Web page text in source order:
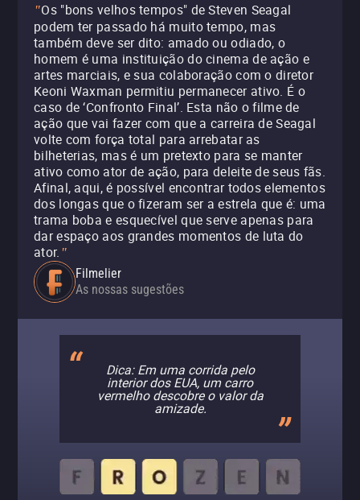
"Os "bons velhos tempos" de Steven Seagal
podem ter passado há muito tempo, mas
também deve ser dito: amado ou odiado, o
homem é uma instituição do cinema de ação e
artes marciais, e sua colaboração com o diretor
Keoni Waxman permitiu permanecer ativo. É o
caso de ‘Confronto Final’. Esta não o filme de
ação que vai fazer com que a carreira de Seagal
volte com força total para arrebatar as
bilheterias, mas é um pretexto para se manter
ativo como ator de ação, para deleite de seus fãs.
Afinal, aqui, é possível encontrar todos elementos
dos longas que o fizeram ser a estrela que é: uma
trama boba e esquecível que serve apenas para
dar espaço aos grandes momentos de luta do
ator. "
Filmelier
As nossas sugestões
Dica: Em uma corrida pelo
interior dos EUA, um carro
vermelho descobre o valor da
amizade.